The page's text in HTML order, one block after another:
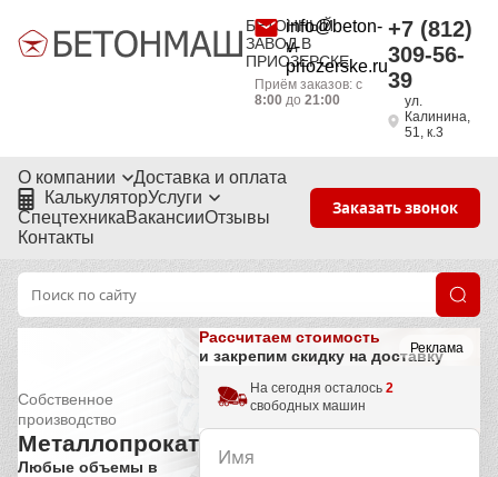
БЕТОННЫЙ
ЗАВОД В
ПРИОЗЕРСКЕ
info@beton-
v-
priozerske.ru
Приём заказов: с
8:00 до 21:00
+7 (812)
309-56-
39
ул.
Калинина,
51, к.3
О компании
Доставка и оплата
КалькуляторУслуги
СпецтехникаВакансииОтзывы
Контакты
Заказать звонок
Реклама
Собственное
производство
Металлопрокат
Любые объемы в
Рассчитаем стоимость
и закрепим скидку на доставку
На сегодня осталось 2
свободных машин